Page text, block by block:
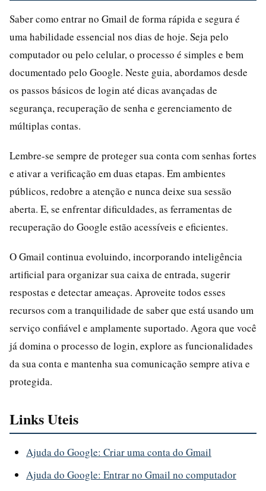
Saber como entrar no Gmail de forma rápida e segura é
uma habilidade essencial nos dias de hoje. Seja pelo
computador ou pelo celular, o processo é simples e bem
documentado pelo Google. Neste guia, abordamos desde
os passos básicos de login até dicas avançadas de
segurança, recuperação de senha e gerenciamento de
múltiplas contas.
Lembre-se sempre de proteger sua conta com senhas fortes
e ativar a verificação em duas etapas. Em ambientes
públicos, redobre a atenção e nunca deixe sua sessão
aberta. E, se enfrentar dificuldades, as ferramentas de
recuperação do Google estão acessíveis e eficientes.
O Gmail continua evoluindo, incorporando inteligência
artificial para organizar sua caixa de entrada, sugerir
respostas e detectar ameaças. Aproveite todos esses
recursos com a tranquilidade de saber que está usando um
serviço confiável e amplamente suportado. Agora que você
já domina o processo de login, explore as funcionalidades
da sua conta e mantenha sua comunicação sempre ativa e
protegida.
Links Uteis
Ajuda do Google: Criar uma conta do Gmail
Ajuda do Google: Entrar no Gmail no computador